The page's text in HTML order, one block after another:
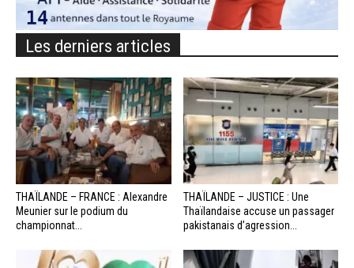
Les derniers articles
THAÏLANDE – FRANCE : Alexandre
Meunier sur le podium du
championnat...
THAÏLANDE – JUSTICE : Une
Thaïlandaise accuse un passager
pakistanais d’agression...